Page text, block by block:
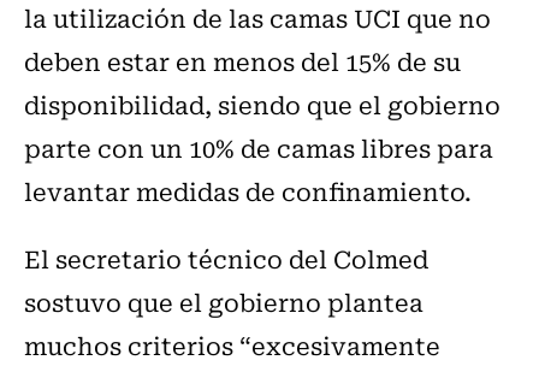
la utilización de las camas UCI que no
deben estar en menos del 15% de su
disponibilidad, siendo que el gobierno
parte con un 10% de camas libres para
levantar medidas de confinamiento.
El secretario técnico del Colmed
sostuvo que el gobierno plantea
muchos criterios “excesivamente